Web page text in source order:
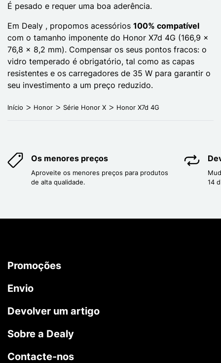
É pesado e requer uma boa aderência.
Em Dealy , propomos acessórios 100% compatível
com o tamanho imponente do Honor X7d 4G (166,9 x
76,8 x 8,2 mm). Compensar os seus pontos fracos: o
vidro temperado é obrigatório, tal como as capas
resistentes e os carregadores de 35 W para garantir o
seu investimento a um preço reduzido.
Início Honor Série Honor X Honor X7d 4G
Os menores preços
Aproveite os menores preços para produtos
de alta qualidade.
14
Promoções
Envio
Devolver um artigo
Sobre a Dealy
Contacte-nos